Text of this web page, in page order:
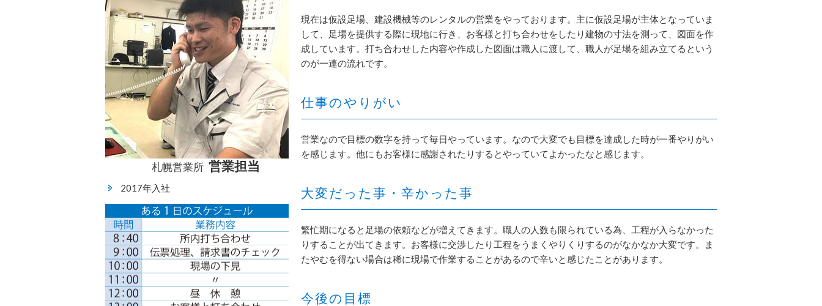
札幌営業所営業担当
2017年入社
現在は仮設足場、建設機械等のレンタルの営業をやっております。主に仮設足場が主体となっていま
して、足場を提供する際に現地に行き、お客様と打ち合わせをしたり建物の寸法を測って、図面を作
成しています。打ち合わせした内容や作成した図面は職人に渡して、職人が足場を組み立てるという
のが一連の流れです。
仕事のやりがい
営業なので目標の数字を持って毎日やっています。なので大変でも目標を達成した時が一番やりがい
を感じます。他にもお客様に感謝されたりするとやっていてよかったなと感じます。
大変だった事・辛かった事
繁忙期になると足場の依頼などが増えてきます。職人の人数も限られている為、工程が入らなかった
りすることが出てきます。お客様に交渉したり工程をうまくやりくりするのがなかなか大変です。ま
たやむを得ない場合は稀に現場で作業することがあるので辛いと感じたことがあります。
今後の目標